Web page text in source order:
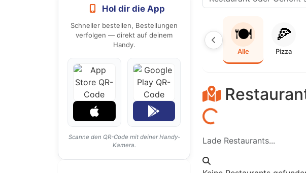
Hol dir die App
Schneller bestellen, Bestellungen
verfolgen — direkt auf deinem
Handy.
Scanne den QR-Code mit deiner Handy-
Kamera.
🍽️
Alle
🍕
Pizza
Laden...
Lade Restaurants...